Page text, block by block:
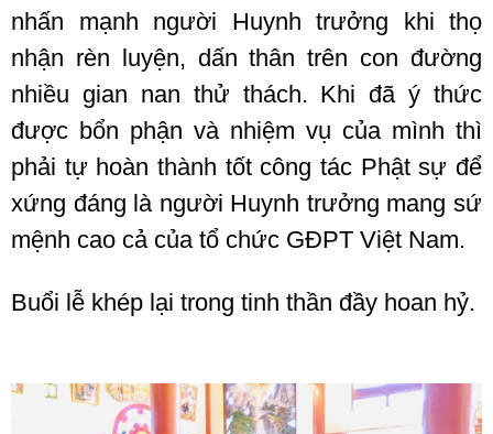
nhấn mạnh người Huynh trưởng khi thọ
nhận rèn luyện, dấn thân trên con đường
nhiều gian nan thử thách. Khi đã ý thức
được bổn phận và nhiệm vụ của mình thì
phải tự hoàn thành tốt công tác Phật sự để
xứng đáng là người Huynh trưởng mang sứ
mệnh cao cả của tổ chức GĐPT Việt Nam.
Buổi lễ khép lại trong tinh thần đầy hoan hỷ.